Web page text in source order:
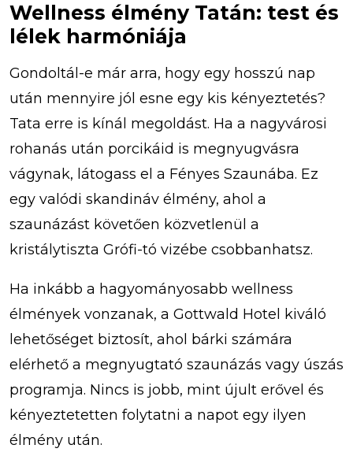
Wellness élmény Tatán: test és
lélek harmóniája
Gondoltál-e már arra, hogy egy hosszú nap
után mennyire jól esne egy kis kényeztetés?
Tata erre is kínál megoldást. Ha a nagyvárosi
rohanás után porcikáid is megnyugvásra
vágynak, látogass el a Fényes Szaunába. Ez
egy valódi skandináv élmény, ahol a
szaunázást követően közvetlenül a
kristálytiszta Grófi-tó vizébe csobbanhatsz.
Ha inkább a hagyományosabb wellness
élmények vonzanak, a Gottwald Hotel kiváló
lehetőséget biztosít, ahol bárki számára
elérhető a megnyugtató szaunázás vagy úszás
programja. Nincs is jobb, mint újult erővel és
kényeztetetten folytatni a napot egy ilyen
élmény után.